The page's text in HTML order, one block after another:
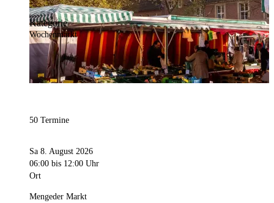
Kategorie
Wochenmarkt
50 Termine
Sa 8. August 2026
06:00 bis 12:00 Uhr
Ort
Mengeder Markt